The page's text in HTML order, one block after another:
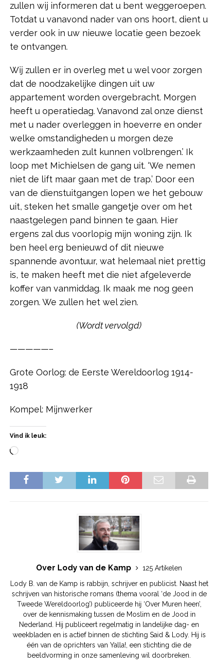
zullen wij informeren dat u bent weggeroepen.
Totdat u vanavond nader van ons hoort, dient u
verder ook in uw nieuwe locatie geen bezoek
te ontvangen.
Wij zullen er in overleg met u wel voor zorgen
dat de noodzakelijke dingen uit uw
appartement worden overgebracht. Morgen
heeft u operatiedag. Vanavond zal onze dienst
met u nader overleggen in hoeverre en onder
welke omstandigheden u morgen deze
werkzaamheden zult kunnen volbrengen.’ Ik
loop met Michielsen de gang uit. ‘We nemen
niet de lift maar gaan met de trap.’ Door een
van de dienstuitgangen lopen we het gebouw
uit, steken het smalle gangetje over om het
naastgelegen pand binnen te gaan. Hier
ergens zal dus voorlopig mijn woning zijn. Ik
ben heel erg benieuwd of dit nieuwe
spannende avontuur, wat helemaal niet prettig
is, te maken heeft met die niet afgeleverde
koffer van vanmiddag. Ik maak me nog geen
zorgen. We zullen het wel zien.
(Wordt vervolgd)
—————–
Grote Oorlog: de Eerste Wereldoorlog 1914-
1918
Kompel: Mijnwerker
Vind ik leuk:
Over Lody van de Kamp
125 Artikelen
Lody B. van de Kamp is rabbijn, schrijver en publicist. Naast het
schrijven van historische romans (thema vooral ‘de Jood in de
Tweede Wereldoorlog’) publiceerde hij ‘Over Muren heen’,
over de kennismaking tussen de Moslim en de Jood in
Nederland. Hij publiceert regelmatig in landelijke dag- en
weekbladen en is actief binnen de stichting Said & Lody. Hij is
één van de oprichters van Yalla!, een stichting die de
beeldvorming in onze samenleving wil doorbreken.